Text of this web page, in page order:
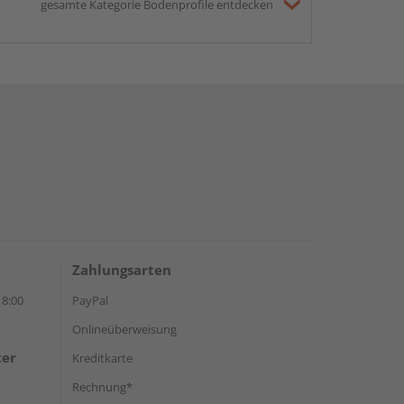
gesamte Kategorie Bodenprofile entdecken
Zahlungsarten
PayPal
Onlineüberweisung
Kreditkarte
Rechnung*